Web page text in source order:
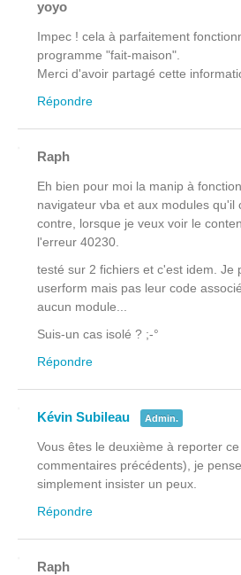
yoyo
Impec ! cela à parfaitement
programme "fait-maison".
Merci d'avoir partagé cette
Répondre
Raph
Eh bien pour moi la manip à
navigateur vba et aux modules qu'il
contre, lorsque je veux voir le
l'erreur 40230.
testé sur 2 fichiers et c'est idem. Je
userform mais pas leur code
aucun module...
Suis-un cas isolé ? ;-°
Répondre
Kévin Subileau Admin.
Vous êtes le deuxième à reporter
commentaires précédents), je
simplement insister un peux.
Répondre
Raph